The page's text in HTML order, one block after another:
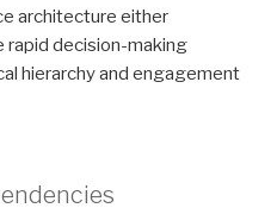
architecture either
decision-making
hierarchy and engagement